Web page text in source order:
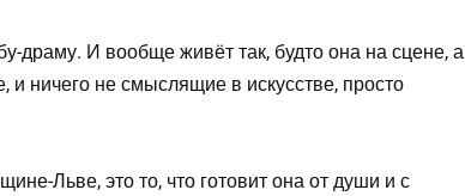
драму. И вообще живёт так, будто она на сцене, а
и ничего не смыслящие в искусстве, просто
Льве, это то, что готовит она от души и с